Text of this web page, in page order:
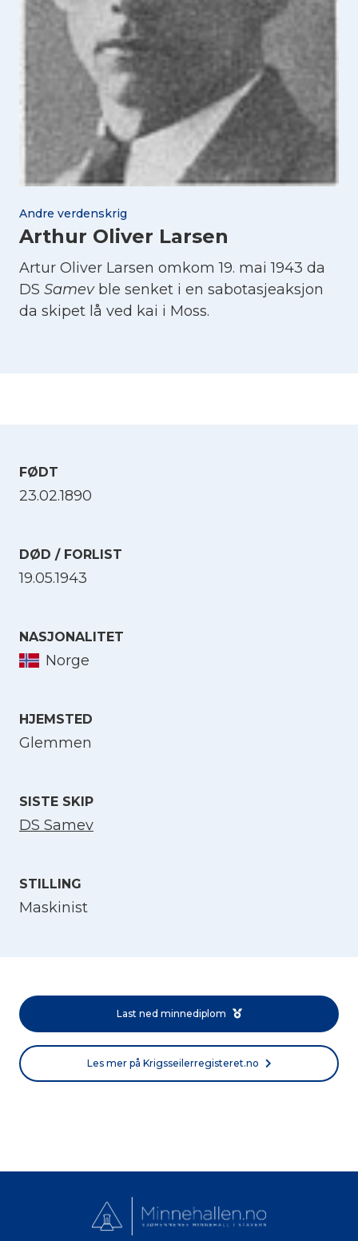
Andre verdenskrig
Arthur Oliver Larsen
Artur Oliver Larsen omkom 19. mai 1943 da
DS Samevble senket i en sabotasjeaksjon
da skipet lå ved kai i Moss.
FØDT
23.02.1890
DØD / FORLIST
19.05.1943
NASJONALITET
Norge
HJEMSTED
Glemmen
SISTE SKIP
DS Samev
STILLING
Maskinist
Last ned minnediplom
Les mer på Krigsseilerregisteret.no
Velg språk
Norsk bokmål